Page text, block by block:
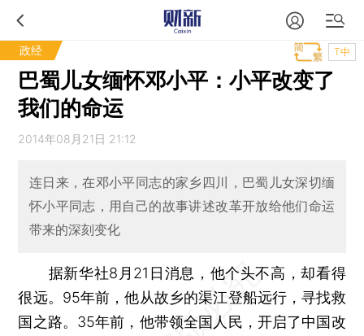
政经 T中
巴蜀儿女缅怀邓小平：小平改变了
我们的命运
2014年08月21日 21:12
连日来，在邓小平同志的家乡四川，巴蜀儿女深切缅
怀小平同志，用自己的故事讲述改革开放给他们命运
带来的深刻变化
据新华社8月21日消息，他个头不高，却看得
很远。95年前，他从故乡的渠江登船远行，寻找救
国之路。35年前，他带领全国人民，开启了中国改